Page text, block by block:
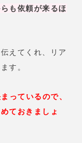
も依頼が来るほ
えてくれ、リア
す。
っているので、
ておきましょ